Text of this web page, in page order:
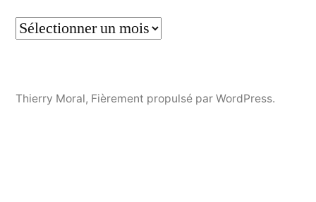
Thierry Moral, Fièrement propulsé par WordPress.